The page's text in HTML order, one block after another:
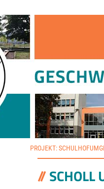
PROJEKT:
SCHOLL